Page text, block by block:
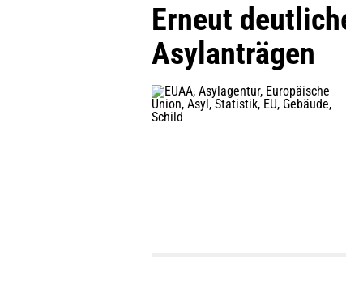
Erneut
Asylanträgen